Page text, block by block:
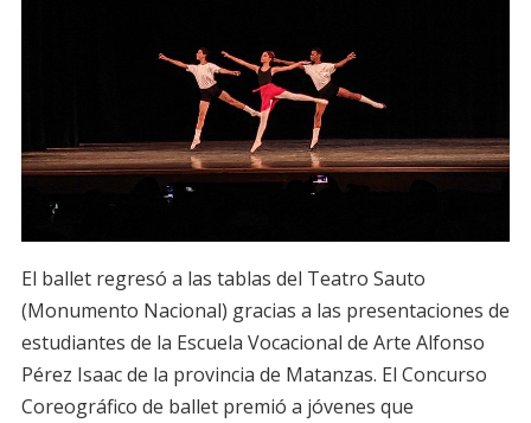
El ballet regresó a las tablas del Teatro Sauto
(Monumento Nacional) gracias a las presentaciones de
estudiantes de la Escuela Vocacional de Arte Alfonso
Pérez Isaac de la provincia de Matanzas. El Concurso
Coreográfico de ballet premió a jóvenes que